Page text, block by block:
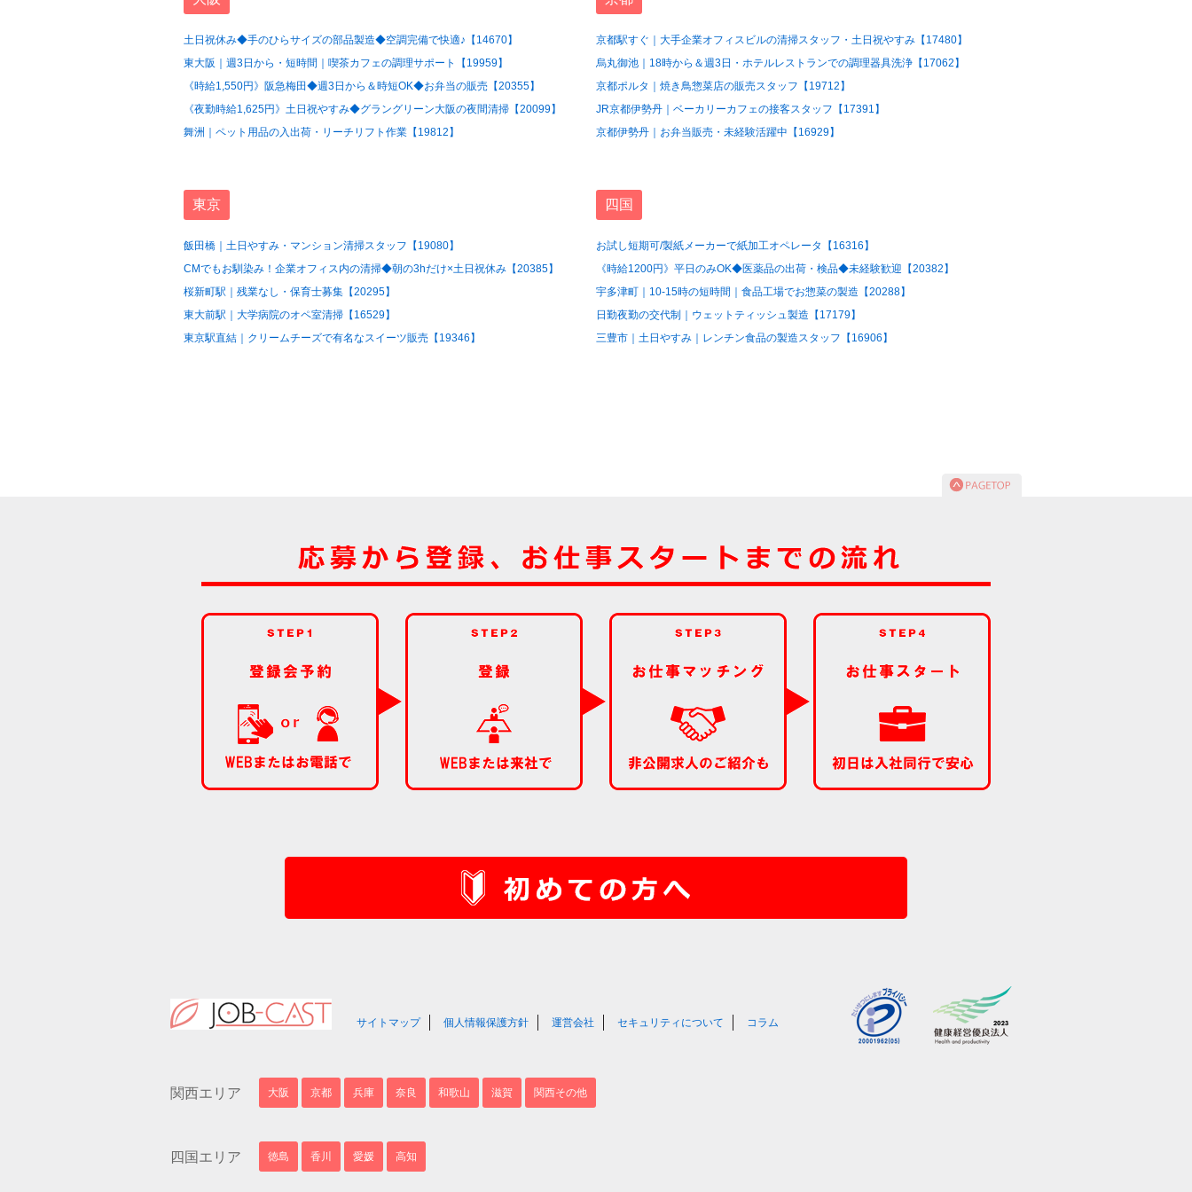
土日祝休み◆手のひらサイズの部品製造◆空調完備で快適♪【14670】
東大阪｜週3日から・短時間｜喫茶カフェの調理サポート【19959】
《時給1,550円》阪急梅田◆週3日から＆時短OK◆お弁当の販売【20355】
《夜勤時給1,625円》土日祝やすみ◆グラングリーン大阪の夜間清掃【20099】
舞洲｜ペット用品の入出荷・リーチリフト作業【19812】
京都駅すぐ｜大手企業オフィスビルの清掃スタッフ・土日祝やすみ【17480】
烏丸御池｜18時から＆週3日・ホテルレストランでの調理器具洗浄【17062】
京都ポルタ｜焼き鳥惣菜店の販売スタッフ【19712】
JR京都伊勢丹｜ベーカリーカフェの接客スタッフ【17391】
京都伊勢丹｜お弁当販売・未経験活躍中【16929】
東京
飯田橋｜土日やすみ・マンション清掃スタッフ【19080】
CMでもお馴染み！企業オフィス内の清掃◆朝の3hだけ×土日祝休み【20385】
桜新町駅｜残業なし・保育士募集【20295】
東大前駅｜大学病院のオペ室清掃【16529】
東京駅直結｜クリームチーズで有名なスイーツ販売【19346】
四国
お試し短期可/製紙メーカーで紙加工オペレータ【16316】
《時給1200円》平日のみOK◆医薬品の出荷・検品◆未経験歓迎【20382】
宇多津町｜10-15時の短時間｜食品工場でお惣菜の製造【20288】
日勤夜勤の交代制｜ウェットティッシュ製造【17179】
三豊市｜土日やすみ｜レンチン食品の製造スタッフ【16906】
サイトマップ 個人情報保護方針 運営会社 セキュリティについて コラム
関西エリア 大阪 京都 兵庫 奈良 和歌山 滋賀 関西その他
四国エリア 徳島 香川 愛媛 高知